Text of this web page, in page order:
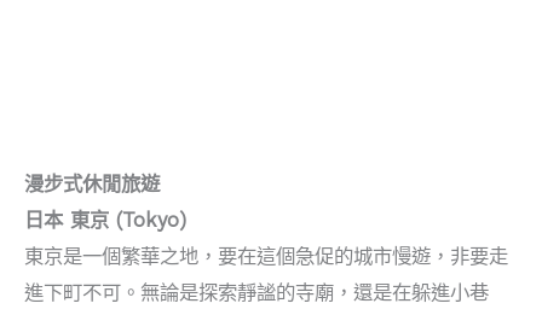
漫步式休閒旅遊
日本 東京 (Tokyo)
東京是一個繁華之地，要在這個急促的城市慢遊，非要走
進下町不可。無論是探索靜謐的寺廟，還是在躲進小巷